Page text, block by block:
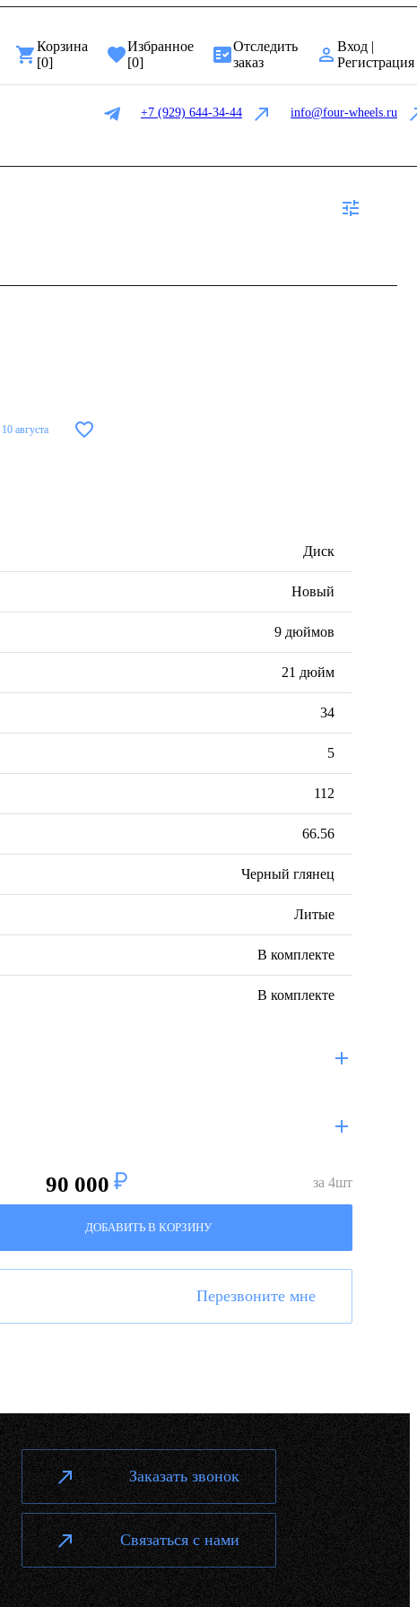
Корзина
[0]
Избранное
[0]
Отследить
заказ
Вход |
Регистрация
+7 (929) 644-34-44 info@four-wheels.ru
10 августа
Диск
Новый
9 дюймов
21 дюйм
34
5
112
66.56
Черный глянец
Литые
В комплекте
В комплекте
90 000 за 4шт
ДОБАВИТЬ В КОРЗИНУ
Перезвоните мне
Заказать звонок
Связаться с нами